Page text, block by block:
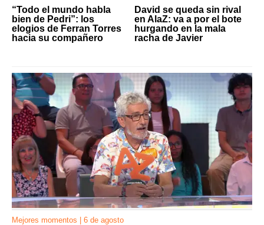
“Todo el mundo habla
bien de Pedri”: los
elogios de Ferran Torres
hacia su compañero
David se queda sin rival
en AlaZ: va a por el bote
hurgando en la mala
racha de Javier
Mejores momentos | 6 de agosto